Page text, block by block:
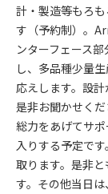
計・製造等もろ
す（予約制）。
ンターフェース
し、多品種少量
応えします。設
是非お聞かせく
総力をあげてサ
入りする予定で
取ります。是非
す。その他当日